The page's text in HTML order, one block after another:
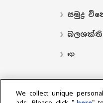
සමුද්‍ර
බලශක්ති
လှေ
We collect unique